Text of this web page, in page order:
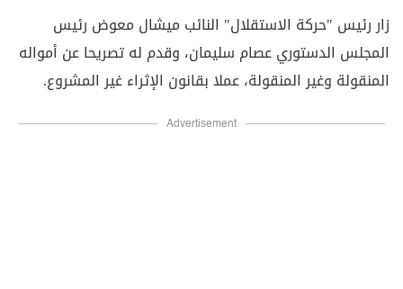
زار رئيس "حركة الاستقلال" النائب ميشال معوض رئيس
المجلس الدستوري عصام سليمان، وقدم له تصريحا عن أمواله
المنقولة وغير المنقولة، عملا بقانون الإثراء غير المشروع.
Advertisement